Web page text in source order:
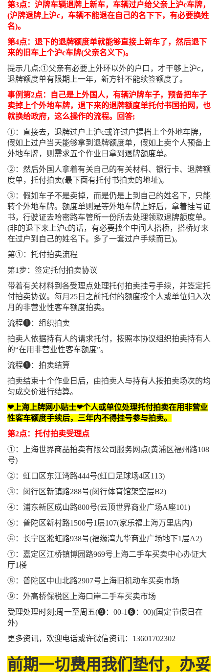
第3点：沪牌车辆退牌上新车，车辆过户给父亲上沪c车牌，
(沪牌退牌上沪c，车辆不能退在自己的名下下，有必要换姓
名)。
第4点：退下的退牌额度单就能够直接上新车了，然后退下
来的旧车上个沪c车牌(父亲名义下)。
提示几点;①父亲有必要上外环以外的户口，才干够上沪c，
退牌额度单有限期上一年，新方针不能续签额度了。
事例第2点：自己是上外国人，有辆沪牌车子，预备把车子
卖掉上个外地车牌，退下来的退牌额度单托付书国拍网，也
就换给政府，这么操作的流程。回答;
①：直接去，退牌过户上沪c或许过户提档上个外地车牌，
假如上过户当天能够拿到退牌额度单，假如上卖个人预备上
外地车牌，则需求五个作业日拿到退牌额度单。
②：然后外国人拿着有关自己的有关材料、银行卡、退牌额
度单，托付拍卖(最下面有托付书拍卖的地址)。
③：假如车子不是卖掉，而是仍是上到自己的姓名下，只能
转个外地车牌。额度单则是等外地车牌上好后，拿着挂号证
书，行驶证去哈密路车管所一份所去处理领取退牌额度单。
(非的退下来上沪c的话，有必要找个中间人搭桥，搭桥好来
在过户到自己的姓名下。多了一套过户手续而已)。
第①：托付拍卖流程
第1步：签定托付拍卖协议
带着有关材料到各受理点处理托付拍卖挂号手续，并签定托
付拍卖协议。每月25日之前托付的额度按个人或单位归入次
月的非营业性客车额度拍卖。
流程❶：组织拍卖
拍卖人依据持有人的请求托付，按照本协议组织拍卖持有人
的“在用非营业性客车额度”。
流程❶：拍卖结算
拍卖结束十个作业日后，由拍卖人与持有人按拍卖场次的均
匀成交价进行结算。
❤上海上牌网小贴士❤个人或单位处理托付拍卖在用非营业
性客车额度手续后，三年内不得挂号参与拍卖。
第2点：托付拍卖受理点
①：上海世界商品拍卖有限公司服务网点(黄浦区福州路108
号)
②：虹口区东江湾路444号(虹口足球场4区113)
③：闵行区新镇路288号(闵行体育馆架空层B2)
④：浦东新区成山路800号(云顶世界商业广场A座101)
⑤：普陀区新村路1500号1层107(家乐福上海万里店内)
⑥：长宁区淞虹路938号(福缘湾九华商业广场地下1层A2)
⑦：嘉定区江桥镇博园路969号上海二手车买卖中心办证大
厅1楼
⑧：普陀区中山北路2907号上海旧机动车买卖市场
⑨：外高桥保税区上海口岸二手车买卖市场
受理处理时刻;周一至周五(❾：00-1❻：00)(国定节假日在
外)
更多资讯，欢迎电话或许微信资讯：13601702302
前期一切费用我们垫付，办妥